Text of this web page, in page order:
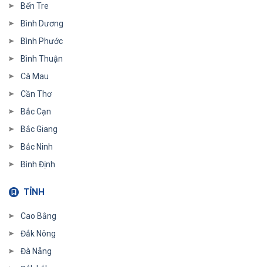
Bến Tre
Bình Dương
Bình Phước
Bình Thuận
Cà Mau
Cần Thơ
Bắc Cạn
Bắc Giang
Bắc Ninh
Bình Định
TỈNH
Cao Bằng
Đắk Nông
Đà Nẵng